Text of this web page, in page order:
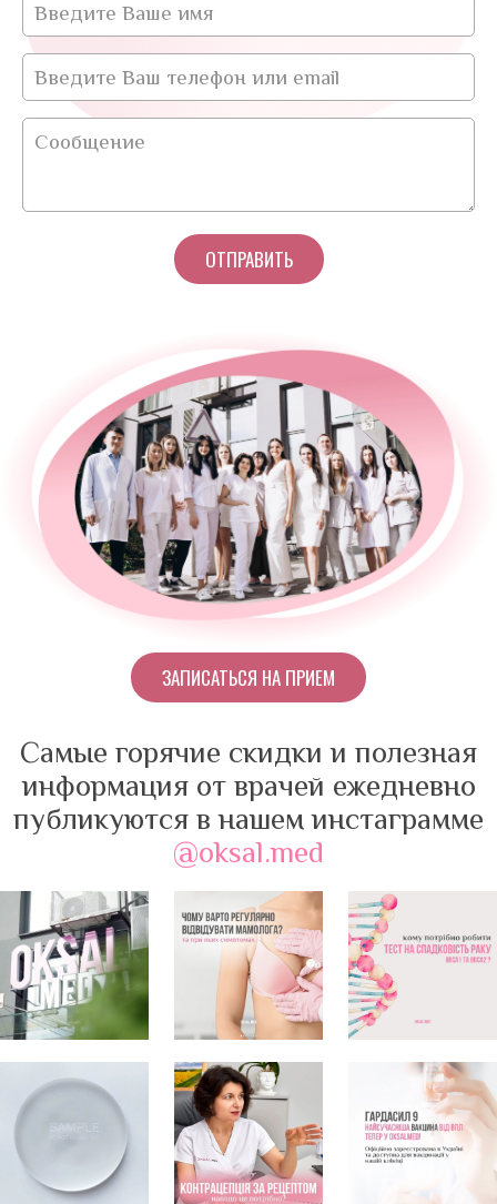
ЗАПИСАТЬСЯ НА ПРИЕМ
Самые горячие скидки и полезная
информация от врачей ежедневно
публикуются в нашем инстаграмме
@oksal.med